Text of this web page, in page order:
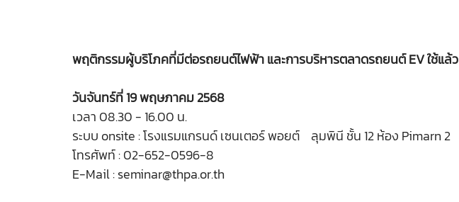
พฤติกรรมผู้บริโภคที่มีต่อรถยนต์ไฟฟ้า และการบริหารตลาดรถยนต์ EV ใช้แล้ว
วันจันทร์ที่ 19 พฤษภาคม 2568
เวลา 08.30 - 16.00 น.
ระบบ onsite : โรงแรมแกรนด์ เซนเตอร์ พอยต์ ลุมพินี ชั้น 12 ห้อง Pimarn 2
โทรศัพท์ : 02-652-0596-8
E-Mail : seminar@thpa.or.th